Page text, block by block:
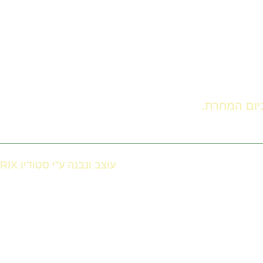
עוצב ונבנה ע”י סטודיו RIX